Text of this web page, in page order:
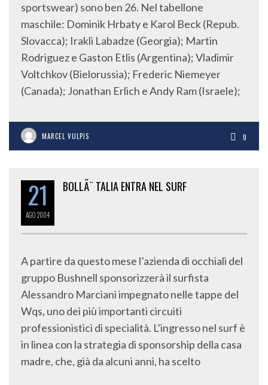
sportswear) sono ben 26. Nel tabellone
maschile: Dominik Hrbaty e Karol Beck (Repub.
Slovacca); Irakli Labadze (Georgia); Martin
Rodriguez e Gaston Etlis (Argentina); Vladimir
Voltchkov (Bielorussia); Frederic Niemeyer
(Canada); Jonathan Erlich e Andy Ram (Israele);
MARCEL VULPIS 0
21
AGO2004
BOLLÃ¨ TALIA ENTRA NEL SURF
A partire da questo mese l’azienda di occhiali del
gruppo Bushnell sponsorizzerà il surfista
Alessandro Marcianì impegnato nelle tappe del
Wqs, uno dei più importanti circuiti
professionistici di specialità. L’ingresso nel surf è
in linea con la strategia di sponsorship della casa
madre, che, già da alcuni anni, ha scelto